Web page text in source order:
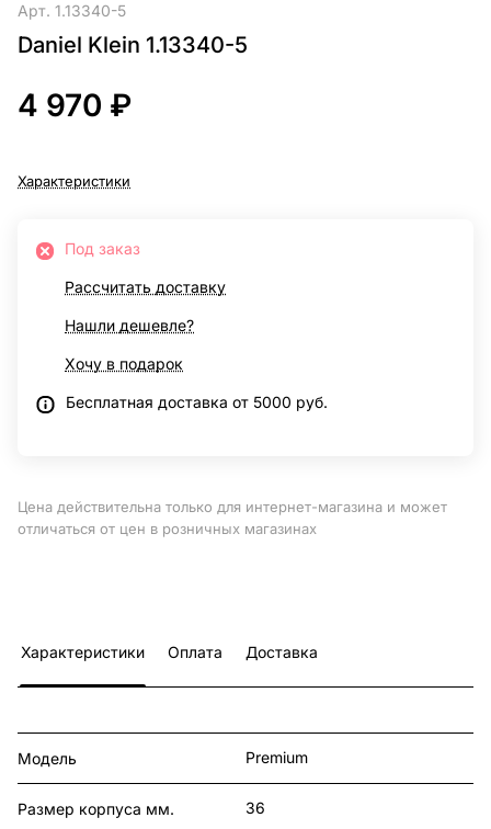
Арт. 1.13340-5
Daniel Klein 1.13340-5
4 970 ₽
Характеристики
Под заказ
Рассчитать доставку
Нашли дешевле?
Хочу в подарок
Бесплатная доставка от 5000 руб.
Цена действительна только для интернет-магазина и может
отличаться от цен в розничных магазинах
Характеристики Оплата Доставка
Модель Premium
Размер корпуса мм. 36